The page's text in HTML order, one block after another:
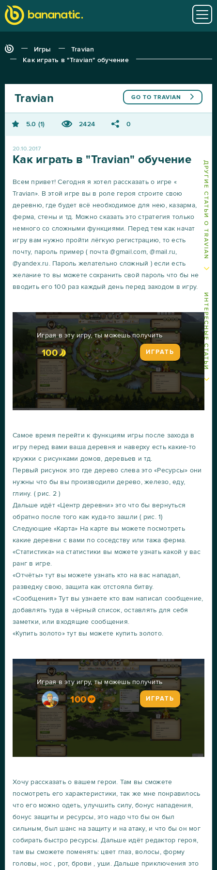
Игры
Travian
Как играть в "Travian" обучение
ДРУГИЕ СТАТЬИ О TRAVIAN
ИНТЕРЕСНЫЕ СТАТЬИ
GO TO TRAVIAN
Travian
5.0 1 2424 0
20.10.2017
Как играть в "Travian" обучение
Всем привет! Сегодня я хотел рассказать о игре «
Travian». В этой игре вы в роле героя строите свою
деревню, где будет всё необходимое для нею, казарма,
ферма, стены и тд. Можно сказать это стратегия только
немного со сложными функциями. Перед тем как начат
игру вам нужно пройти лёгкую регистрацию, то есть
почту, пароль пример ( почта @gmail.com, @mail.ru,
@yandex.ru. Пароль желательно сложный ) если есть
желание то вы можете сохранить свой пароль что бы не
вводить его 100 раз каждый день перед заходом в игру.
Играя в эту игру, ты можешь получить
100 ИГРАТЬ
Самое время перейти к функциям игры после захода в
игру перед вами ваша деревня и наверху есть какие-то
кружки с рисунками домов, деревьев и тд.
Первый рисунок это где дерево слева это «Ресурсы» они
нужны что бы вы производили дерево, железо, еду,
глину. ( рис. 2 )
Дальше идёт «Центр деревни» это что бы вернуться
обратно после того как куда-то зашли ( рис. 1)
Следующие «Карта» На карте вы можете посмотреть
какие деревни с вами по соседству или тажа ферма.
«Статистика» на статистики вы можете узнать какой у вас
ранг в игре.
«Отчёты» тут вы можете узнать кто на вас нападал,
разведку свою, защита как отстояла битву.
«Сообщения» Тут вы узнаете кто вам написал сообщение,
добавлять туда в чёрный список, оставлять для себя
заметки, или входящие сообщения.
«Купить золото» тут вы можете купить золото.
Играя в эту игру, ты можешь получить
100 ИГРАТЬ
Хочу рассказать о вашем герои. Там вы сможете
посмотреть его характеристики, так же мне понравилось
что его можно одеть, улучшить силу, бонус нападения,
бонус защиты и ресурсы, это надо что бы он был
сильным, был шанс на защиту и на атаку, и что бы он мог
собирать быстро ресурсы. Дальше идёт редактор героя,
там вы сможете поменять: цвет глаз, волосы, форму
головы, нос , рот, брови , уши. Дальше приключения это